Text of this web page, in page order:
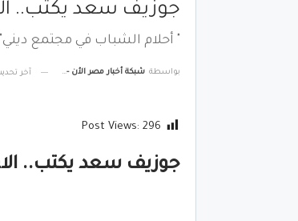
جوزيف سعد يكتب..
" أحلام الشباب في مجتمع
بواسطة شبكة أخبار مصر الأن - Egypt News Network Now آخر
Post Views: 296
جوزيف سعد يكتب..